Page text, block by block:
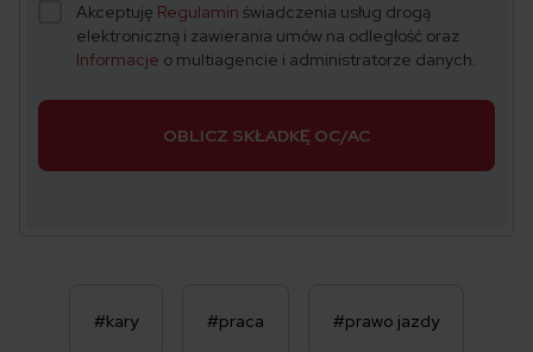
Akceptuję Regulamin świadczenia usług drogą
elektroniczną i zawierania umów na odległość oraz
Informacje o multiagencie i administratorze danych.
OBLICZ SKŁADKĘ OC/AC
#kary #praca #prawo jazdy